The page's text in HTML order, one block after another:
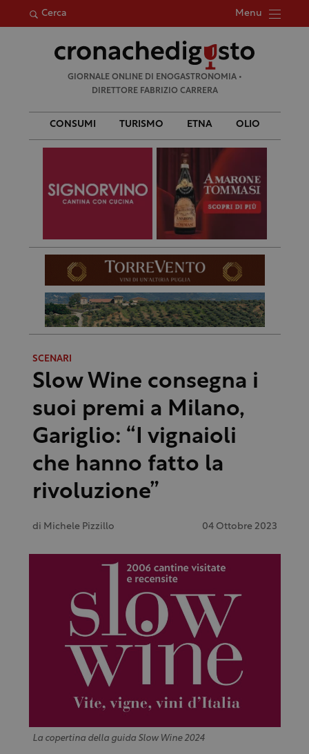
Cerca Menu
per:
GIORNALE ONLINE DI ENOGASTRONOMIA •
DIRETTORE FABRIZIO CARRERA
CONSUMI TURISMO ETNA OLIO
SCENARI
Slow Wine consegna i
suoi premi a Milano,
Gariglio: “I vignaioli
che hanno fatto la
rivoluzione”
di Michele Pizzillo 04 Ottobre 2023
La copertina della guida Slow Wine 2024